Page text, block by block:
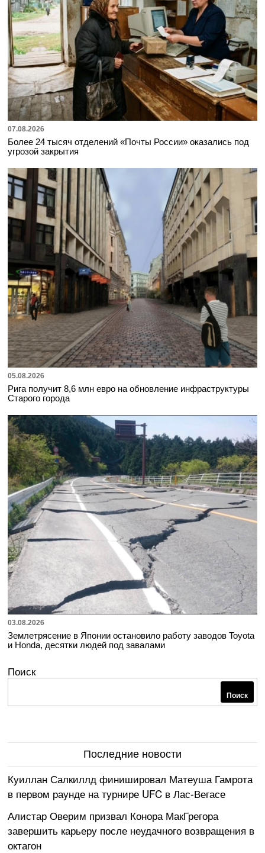
07.08.2026
Более 24 тысяч отделений «Почты России» оказались под
угрозой закрытия
05.08.2026
Рига получит 8,6 млн евро на обновление инфраструктуры
Старого города
03.08.2026
Землетрясение в Японии остановило работу заводов Toyota
и Honda, десятки людей под завалами
Поиск
Поиск
Последние новости
Куиллан Салкиллд финишировал Матеуша Гамрота
в первом раунде на турнире UFC в Лас-Вегасе
Алистар Оверим призвал Конора МакГрегора
завершить карьеру после неудачного возвращения в
октагон